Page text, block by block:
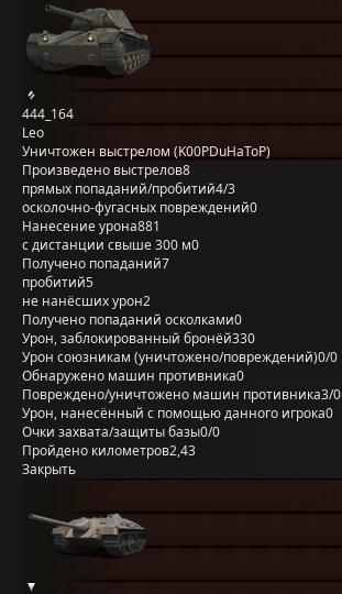
444_164
Leo
Уничтожен выстрелом (K00PDuHaToP)
Произведено выстрелов8
прямых попаданий/пробитий4/3
осколочно-фугасных повреждений0
Нанесение урона881
с дистанции свыше 300 м0
Получено попаданий7
пробитий5
не нанёсших урон2
Получено попаданий осколками0
Урон, заблокированный бронёй330
Урон союзникам (уничтожено/повреждений)0/0
Обнаружено машин противника0
Повреждено/уничтожено машин противника3/0
Урон, нанесённый с помощью данного игрока0
Очки захвата/защиты базы0/0
Пройдено километров2,43
Закрыть